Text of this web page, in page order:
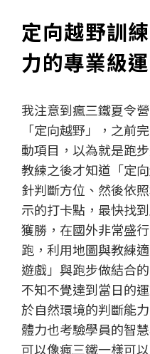
定向越野訓
力的專業級
我注意到瘋三鐵夏令
「定向越野」，之前
動項目，以為就是跑
教練之後才知道「定
針判斷方位、然後依
示的打卡點，最快找
獲勝，在國外非常盛
跑，利用地圖與教練
遊戲」與跑步做結合
不知不覺達到當日的
於自然環境的判斷能
體力也考驗學員的智
可以像瘋三鐵一樣可